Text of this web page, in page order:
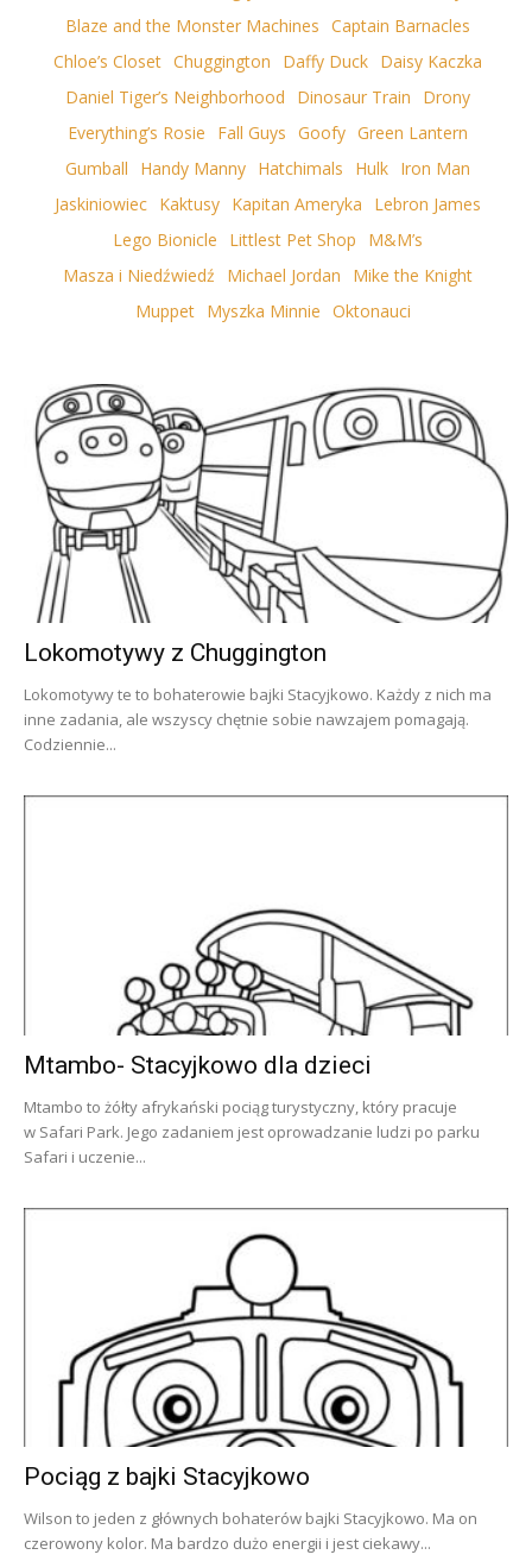
Blaze and the Monster Machines Captain Barnacles
Chloe’s Closet Chuggington Daffy Duck
Daisy Kaczka
Daniel Tiger’s Neighborhood
Dinosaur Train
Drony
Everything’s Rosie
Fall Guys Goofy Green Lantern
Gumball
Handy Manny Hatchimals Hulk
Iron Man
Jaskiniowiec
Kaktusy Kapitan Ameryka
Lebron James
Lego Bionicle
Littlest Pet Shop
M&M’s
Masza i Niedźwiedź
Michael Jordan
Mike the Knight
Muppet Myszka Minnie Oktonauci
Lokomotywy z Chuggington
Lokomotywy te to bohaterowie bajki Stacyjkowo. Każdy z nich ma
inne zadania, ale wszyscy chętnie sobie nawzajem pomagają.
Codziennie...
Mtambo- Stacyjkowo dla dzieci
Mtambo to żółty afrykański pociąg turystyczny, który pracuje
w Safari Park. Jego zadaniem jest oprowadzanie ludzi po parku
Safari i uczenie...
Pociąg z bajki Stacyjkowo
Wilson to jeden z głównych bohaterów bajki Stacyjkowo. Ma on
czerowony kolor. Ma bardzo dużo energii i jest ciekawy...